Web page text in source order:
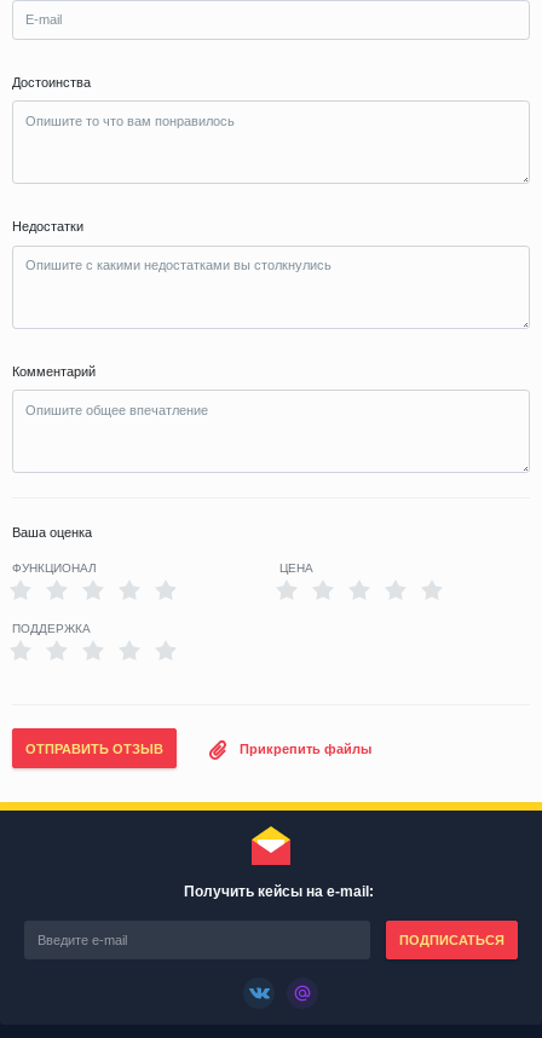
Достоинства
Недостатки
Комментарий
Ваша оценка
ФУНКЦИОНАЛ ЦЕНА
ПОДДЕРЖКА
ОТПРАВИТЬ ОТЗЫВ Прикрепить файлы
Получить кейсы на e-mail:
ПОДПИСАТЬСЯ